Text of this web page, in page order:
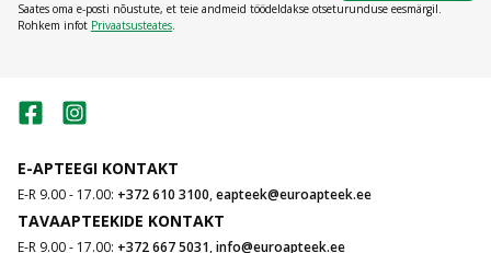
Saates oma e-posti nõustute, et teie andmeid töödeldakse otseturunduse eesmärgil.
Rohkem infot Privaatsusteates.
E-APTEEGI KONTAKT
E-R 9.00 - 17.00: +372 610 3100,eapteek@euroapteek.ee
TAVAAPTEEKIDE KONTAKT
E-R 9.00 - 17.00: +372 667 5031,info@euroapteek.ee